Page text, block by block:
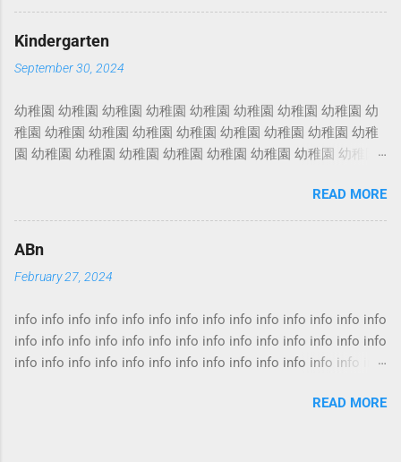
險 家居保險範圍 家居保險幾時買 例如颱風、閃電或爆竊等，
而且更會賠償因居所不能入住而導致的臨時居所費用。 銀行上
會時要求買的火險主要承保建築樓宇結構，即是天花、地板、
窗台等損毀，家居財物及裝修等損失則不保。 另外，火災以外
險 家居保險推介 火險 火險報價 按揭火險 火險比較 火
險最平 火險保費 家居火險 火險價錢 樓宇火險 火災險
火災保險 樓宇結構保險 投保火險需要什麼資料 若然家中發
大堂水浸，升降機亦損毀。 事面上的涉及物業的保險林林總
總，包括火險、裝修保險，家居保險等。一般讀者都會有相同
疑問：家居保險是否「全保」? 還否只保火災? 其實保險條款每
清楚，本身希望得到甚麼保障。 火險一定要買 火險按揭 火
險家居保險 火險保額 居屋火險 火險賠償計算 家居保險火
險 家居保險邊間好 家居保險漏水 火險家居保險 家居保險
比較 家居保險租客 家居保險第三者責任保險 事實上，涉及
業主要面對的，除了屋內財物損毀之餘，還有機會被業主立案
Kindergarten
September 30, 2024
幼稚園 幼稚園 幼稚園 幼稚園 幼稚園 幼稚園 幼稚園 幼稚園 幼
稚園 幼稚園 幼稚園 幼稚園 幼稚園 幼稚園 幼稚園 幼稚園 幼稚
園 幼稚園 幼稚園 幼稚園 幼稚園 幼稚園 幼稚園 幼稚園 幼稚園
稚園 幼稚園 幼稚園 幼稚園 幼稚園 幼稚園 幼稚園 幼稚園 幼稚
園 幼稚園 幼稚園 幼稚園 幼稚園 幼稚園 幼稚園 幼稚園 幼稚園
園 幼稚園 幼稚園 幼稚園 幼稚園 幼稚園 幼稚園 幼稚園 幼稚園
稚園 幼稚園 幼稚園 幼稚園 幼稚園 幼稚園
READ MORE
ABn
February 27, 2024
info info info info info info info info info info info info info info
info info info info info info info info info info info info info info
info info info info info info info info info info info info info info
info info info info info info info info info info info info info info
READ MORE